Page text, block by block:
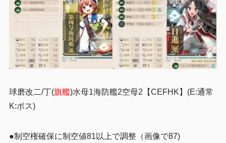
球磨改二/丁(旗艦)水母1海防艦2空母2【CEFHK】(E:通常
K:ボス)
●制空権確保に制空値81以上で調整（画像で87)